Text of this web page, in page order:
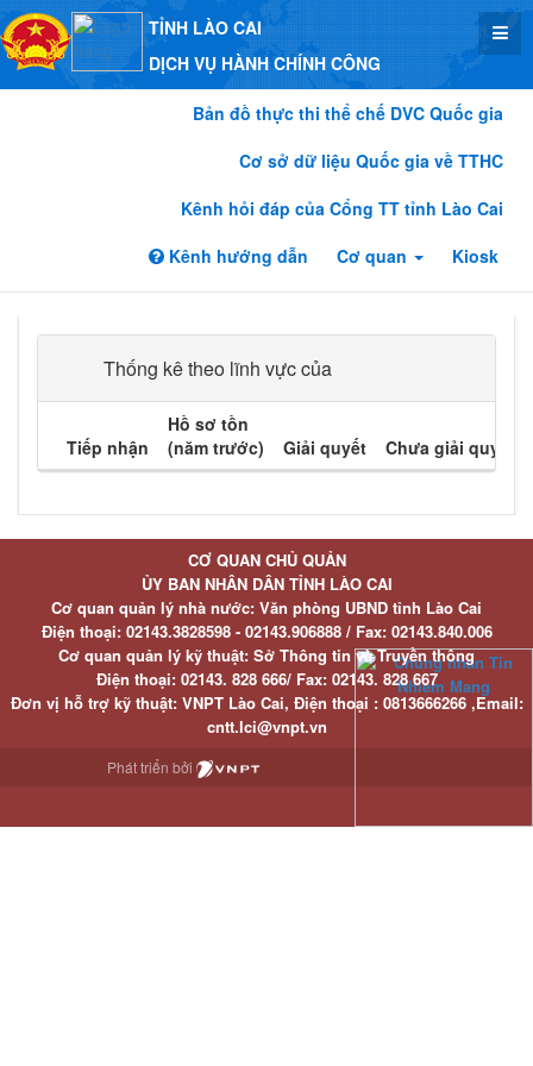
TỈNH LÀO CAI
DỊCH VỤ HÀNH CHÍNH CÔNG
Bản đồ thực thi thể chế DVC Quốc gia
Cơ sở dữ liệu Quốc gia về TTHC
Kênh hỏi đáp của Cổng TT tỉnh Lào Cai
Kênh hướng dẫn
Cơ quan Kiosk
Thống kê theo lĩnh vực của
Tiếp nhận
Hồ sơ tồn
(năm trước)
Giải quyết Chưa giải quyết
CƠ QUAN CHỦ QUẢN
ỦY BAN NHÂN DÂN TỈNH LÀO CAI
Cơ quan quản lý nhà nước: Văn phòng UBND tỉnh Lào Cai
Điện thoại:02143.3828598 - 02143.906888 / Fax:02143.840.006
Cơ quan quản lý kỹ thuật: Sở Thông tin và Truyền thông
Điện thoại:02143. 828 666/ Fax:02143. 828 667
Đơn vị hỗ trợ kỹ thuật: VNPT Lào Cai, Điện thoại : 0813666266 ,Email:
cntt.lci@vnpt.vn
Phát triển bởi